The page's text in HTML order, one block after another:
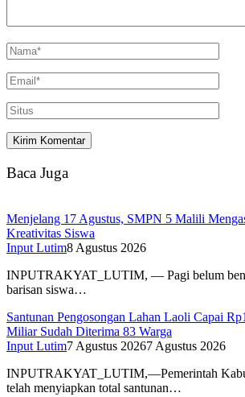
Baca Juga
Menjelang 17 Agustus, SMPN 5 Malili
Kreativitas Siswa
Input Lutim8 Agustus 2026
INPUTRAKYAT_LUTIM, — Pagi belum
barisan siswa…
Santunan Pengosongan Lahan Laoli Capai
Miliar Sudah Diterima 83 Warga
Input Lutim7 Agustus 20267 Agustus 2026
INPUTRAKYAT_LUTIM,—Pemerintah
telah menyiapkan total santunan…